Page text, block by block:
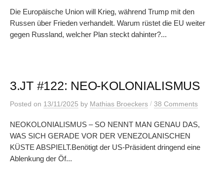
Die Europäische Union will Krieg, während Trump mit den
Russen über Frieden verhandelt. Warum rüstet die EU weiter
gegen Russland, welcher Plan steckt dahinter?...
3.JT #122: NEO-KOLONIALISMUS
Posted on 13/11/2025 by Mathias Broeckers / 38 Comments
NEOKOLONIALISMUS – SO NENNT MAN GENAU DAS,
WAS SICH GERADE VOR DER VENEZOLANISCHEN
KÜSTE ABSPIELT.Benötigt der US-Präsident dringend eine
Ablenkung der Öf...